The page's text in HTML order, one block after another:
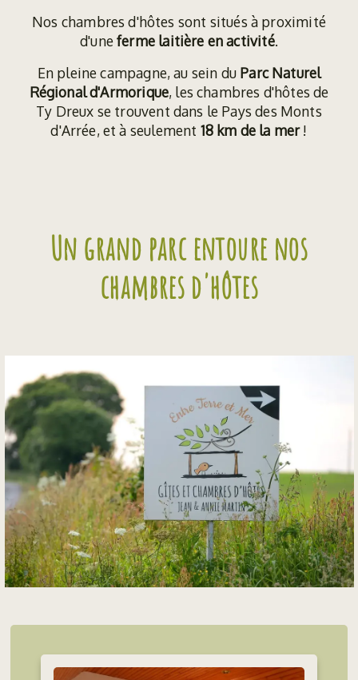
Nos chambres d'hôtes sont situés à proximité
d'uneferme laitière en activité.
En pleine campagne, au sein du Parc Naturel
Régional d'Armorique, les chambres d'hôtes de
Ty Dreux se trouvent dans le Pays des Monts
d'Arrée, et à seulement 18 km de la mer!
Un grand parc entoure nos
chambres d'hôtes